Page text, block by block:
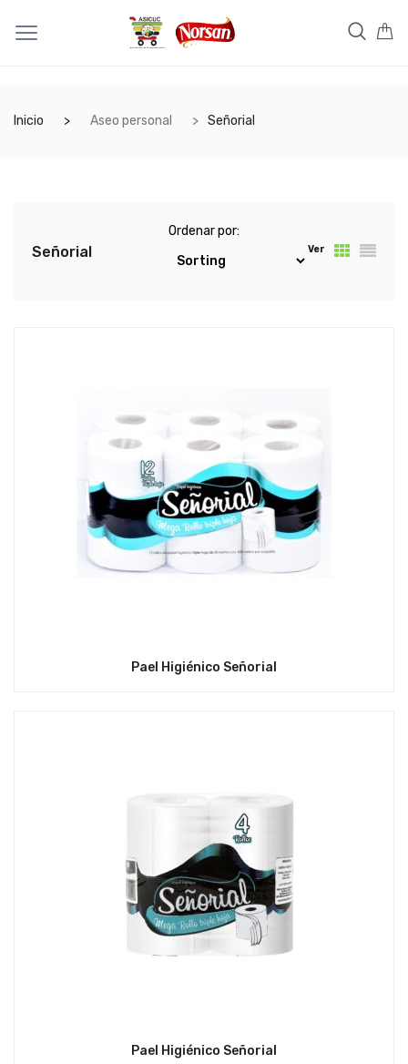
Inicio Aseo personal Señorial
Señorial
Ordenar por:
Ver
Pael Higiénico Señorial
Pael Higiénico Señorial